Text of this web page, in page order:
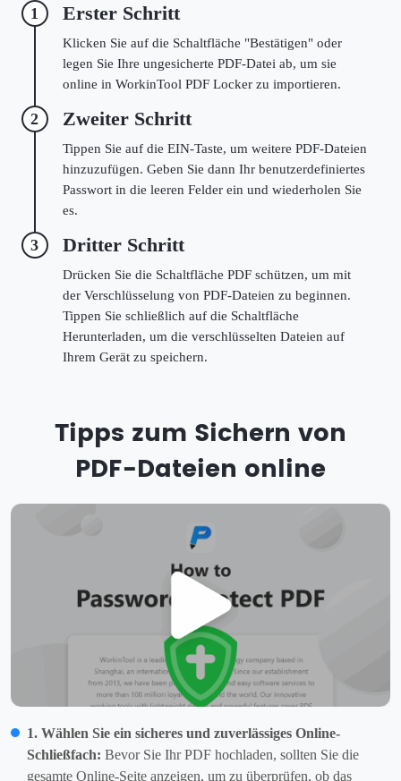
1 Erster Schritt
Klicken Sie auf die Schaltfläche "Bestätigen" oder
legen Sie Ihre ungesicherte PDF-Datei ab, um sie
online in WorkinTool PDF Locker zu importieren.
2 Zweiter Schritt
Tippen Sie auf die EIN-Taste, um weitere PDF-Dateien
hinzuzufügen. Geben Sie dann Ihr benutzerdefiniertes
Passwort in die leeren Felder ein und wiederholen Sie
es.
3 Dritter Schritt
Drücken Sie die Schaltfläche PDF schützen, um mit
der Verschlüsselung von PDF-Dateien zu beginnen.
Tippen Sie schließlich auf die Schaltfläche
Herunterladen, um die verschlüsselten Dateien auf
Ihrem Gerät zu speichern.
Tipps zum Sichern von
PDF-Dateien online
1. Wählen Sie ein sicheres und zuverlässiges Online-
Schließfach: Bevor Sie Ihr PDF hochladen, sollten Sie die
gesamte Online-Seite anzeigen, um zu überprüfen, ob das